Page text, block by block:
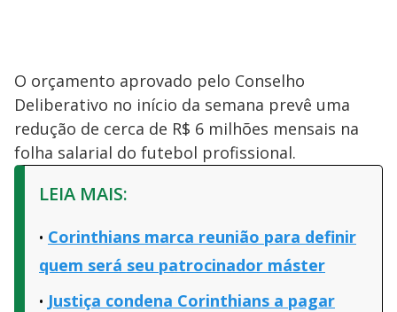
O orçamento aprovado pelo Conselho
Deliberativo no início da semana prevê uma
redução de cerca de R$ 6 milhões mensais na
folha salarial do futebol profissional.
LEIA MAIS:
Corinthians marca reunião para definir
quem será seu patrocinador máster
Justiça condena Corinthians a pagar